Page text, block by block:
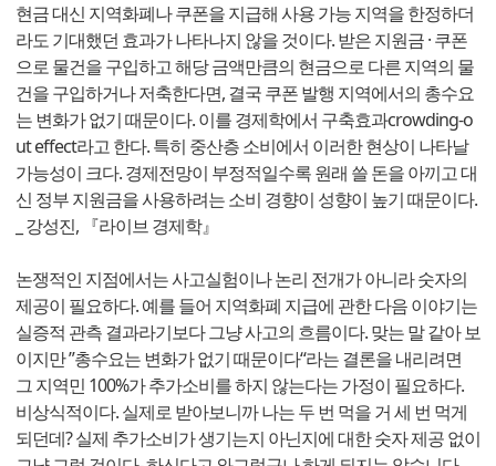
현금 대신 지역화폐나 쿠폰을 지급해 사용 가능 지역을 한정하더
라도 기대했던 효과가 나타나지 않을 것이다. 받은 지원금 · 쿠폰
으로 물건을 구입하고 해당 금액만큼의 현금으로 다른 지역의 물
건을 구입하거나 저축한다면, 결국 쿠폰 발행 지역에서의 총수요
는 변화가 없기 때문이다. 이를 경제학에서 구축효과crowding-o
ut effect라고 한다. 특히 중산층 소비에서 이러한 현상이 나타날
가능성이 크다. 경제전망이 부정적일수록 원래 쓸 돈을 아끼고 대
신 정부 지원금을 사용하려는 소비 경향이 성향이 높기 때문이다.
_ 강성진, 『라이브 경제학』
논쟁적인 지점에서는 사고실험이나 논리 전개가 아니라 숫자의
제공이 필요하다. 예를 들어 지역화폐 지급에 관한 다음 이야기는
실증적 관측 결과라기보다 그냥 사고의 흐름이다. 맞는 말 같아 보
이지만 ”총수요는 변화가 없기 때문이다“라는 결론을 내리려면
그 지역민 100%가 추가소비를 하지 않는다는 가정이 필요하다.
비상식적이다. 실제로 받아보니까 나는 두 번 먹을 거 세 번 먹게
되던데? 실제 추가소비가 생기는지 아닌지에 대한 숫자 제공 없이